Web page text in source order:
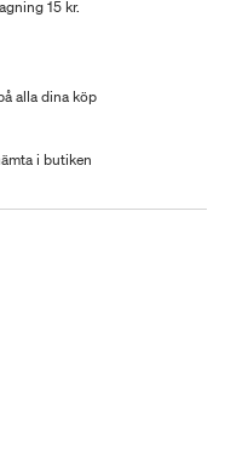
15 kr.
alla dina köp
i butiken